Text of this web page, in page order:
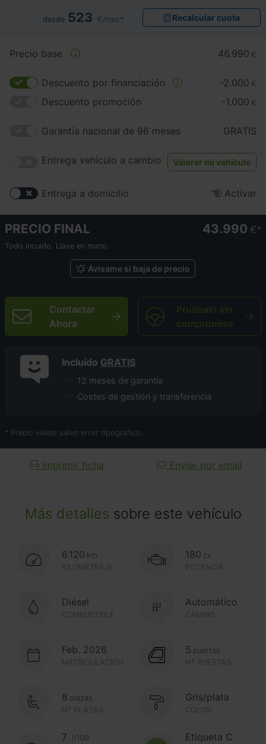
Más detalles sobre este vehículo
6.120 km
KILOMETRAJE
180 cv
POTENCIA
Diésel
COMBUSTIBLE CAMBIO
Automático
Feb. 2026
MATRICULACIÓN Nº PUERTAS
5 puertas
Nº PLAZAS
8 plazas Gris/plata
COLOR
7
l/100
Etiqueta C
desde 523 €/mes* Recalcular cuota
Precio base 46.990 €
Descuento por financiación -2.000 €
Descuento promoción -1.000 €
Garantía nacional de 96 meses GRATIS
Entrega vehículo a cambio Valorar mi vehículo
Entrega a domicilio Activar
PRECIO FINAL 43.990 €
Todo incuido. Llave en mano.
Avísame si baja de precio
Contactar
Ahora
Pruébalo sin
compromiso
Incluído GRATIS
12 meses de garantía
Costes de gestión y transferencia
* Precio válido salvo error tipográfico.
Imprimir ficha Enviar por email